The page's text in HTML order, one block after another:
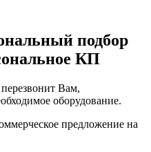
подбор
КП
Вам,
оборудование.
предложение на